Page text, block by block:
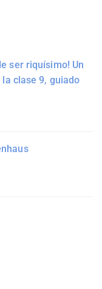
ser riquísimo! Un
clase 9, guiado